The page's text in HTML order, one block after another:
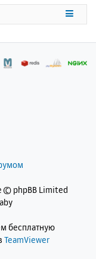
© phpBB Limited
бесплатную
TeamViewer